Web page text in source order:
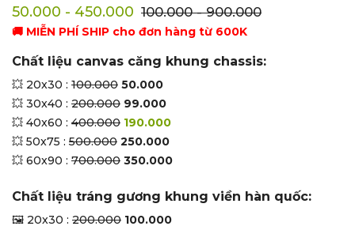
50.000 - 450.000 100.000 - 900.000
🚚 MIỄN PHÍ SHIP cho đơn hàng từ 600K
Chất liệu canvas căng khung chassis:
💥 20x30 : 100.000 50.000
💥 30x40 : 200.000 99.000
💥 40x60 : 400.000 190.000
💥 50x75 : 500.000 250.000
💥 60x90 : 700.000 350.000
Chất liệu tráng gương khung viền hàn quốc:
🖼 20x30 : 200.000 100.000